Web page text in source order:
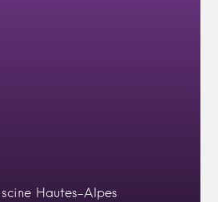
Hautes-Alpes